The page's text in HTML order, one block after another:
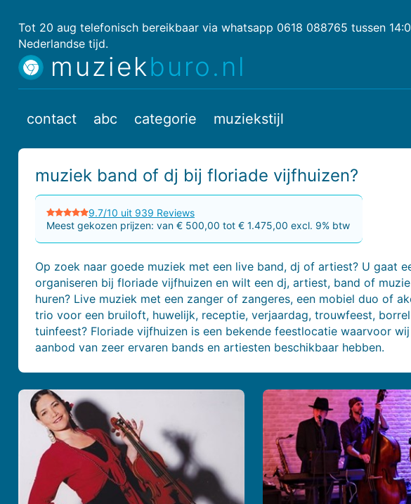
Tot 20 aug telefonisch bereikbaar via whatsapp 0618 088765 tussen
Nederlandse tijd.
muziekburo.nl
muziek band of dj bij floriade vijfhuizen?
9.7/10 uit 939 Reviews
Meest gekozen prijzen: van € 500,00 tot € 1.475,00 excl. 9% btw
Op zoek naar goede muziek met een live band, dj of artiest? U gaat
organiseren bij floriade vijfhuizen en wilt een dj, artiest, band of
huren? Live muziek met een zanger of zangeres, een mobiel duo of
trio voor een bruiloft, huwelijk, receptie, verjaardag, trouwfeest,
tuinfeest? Floriade vijfhuizen is een bekende feestlocatie waarvoor
aanbod van zeer ervaren bands en artiesten beschikbaar hebben.
contact abc categorie muziekstijl